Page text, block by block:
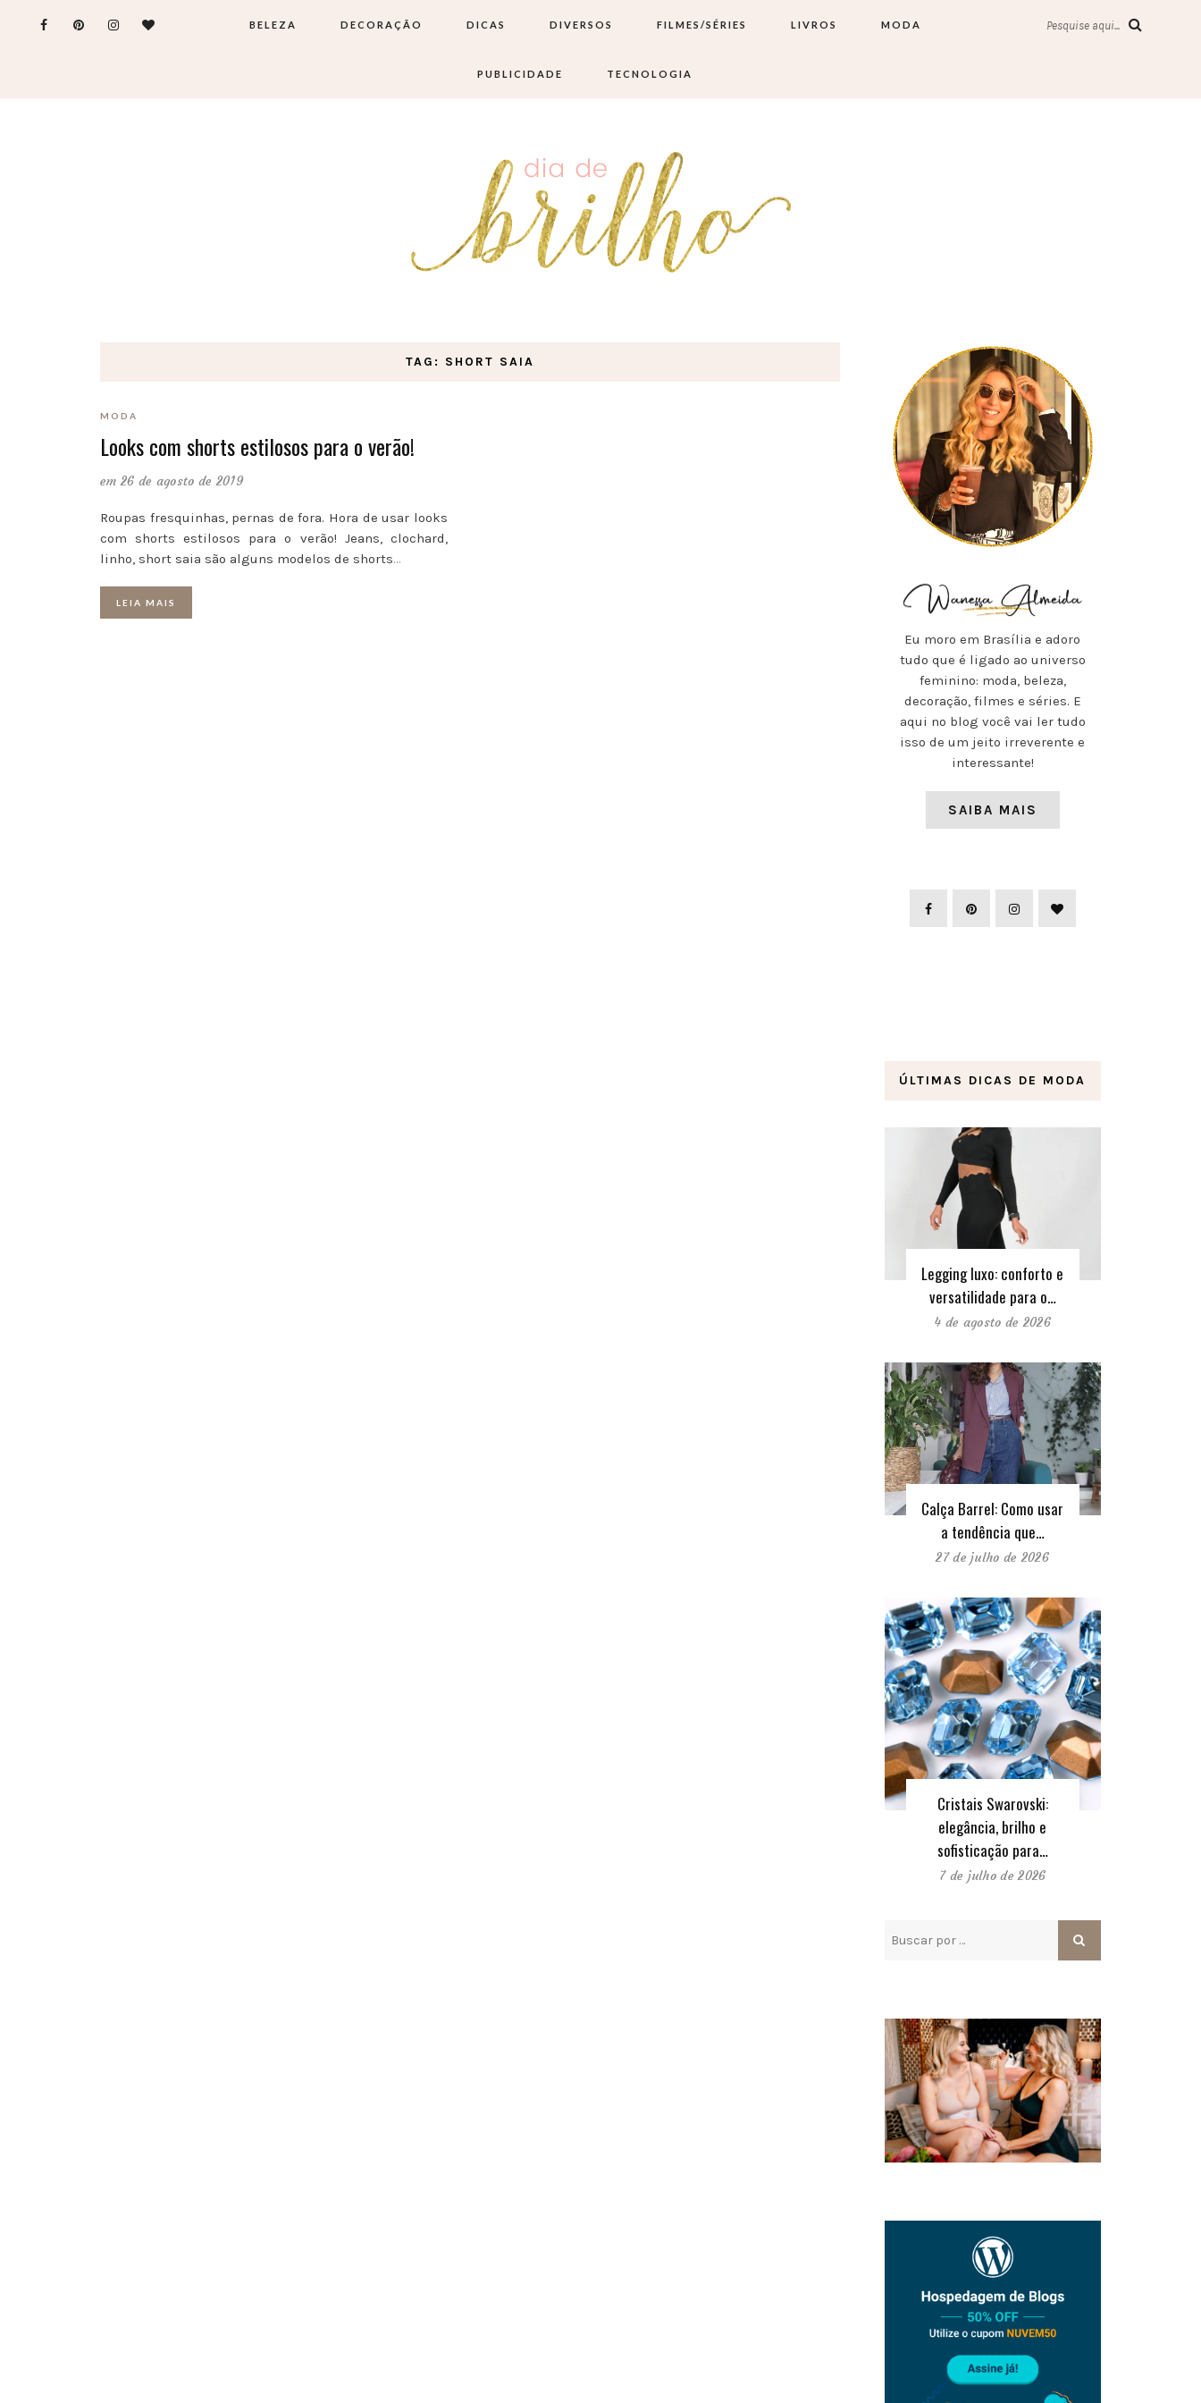
BELEZA DECORAÇÃO DICAS DIVERSOS FILMES/SÉRIES LIVROS MODA
PUBLICIDADE TECNOLOGIA
Pesquise aqui...
TAG: SHORT SAIA
MODA
Looks com shorts estilosos para o verão!
em 26 de agosto de 2019
Roupas fresquinhas, pernas de fora. Hora de usar looks
com shorts estilosos para o verão! Jeans, clochard,
linho, short saia são alguns modelos de shorts…
LEIA MAIS
Eu moro em Brasília e adoro
tudo que é ligado ao universo
feminino: moda, beleza,
decoração, filmes e séries. E
aqui no blog você vai ler tudo
isso de um jeito irreverente e
interessante!
SAIBA MAIS
ÚLTIMAS DICAS DE MODA
Legging luxo: conforto e
versatilidade para o…
4 de agosto de 2026
Calça Barrel: Como usar
a tendência que…
27 de julho de 2026
Cristais Swarovski:
elegância, brilho e
sofisticação para…
7 de julho de 2026